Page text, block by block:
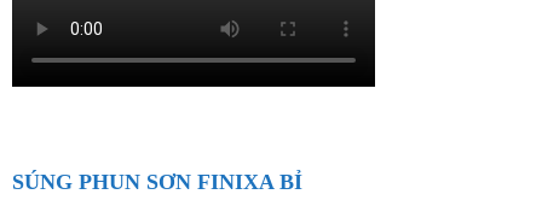
SÚNG PHUN SƠN FINIXA BỈ